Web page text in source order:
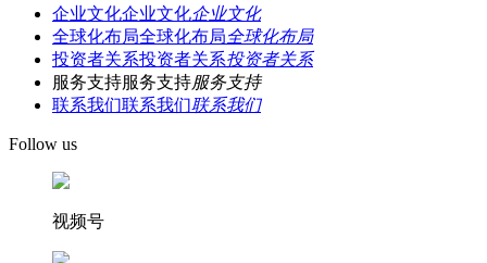
企业文化企业文化企业文化
全球化布局全球化布局全球化布局
投资者关系投资者关系投资者关系
服务支持服务支持服务支持
联系我们联系我们联系我们
Follow us
视频号